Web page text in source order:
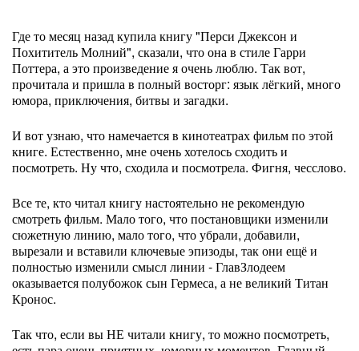
Где то месяц назад купила книгу "Перси Джексон и
Похититель Молний", сказали, что она в стиле Гарри
Поттера, а это произведение я очень люблю. Так вот,
прочитала и пришла в полный восторг: язык лёгкий, много
юмора, приключения, битвы и загадки.
И вот узнаю, что намечается в кинотеатрах фильм по этой
книге. Естественно, мне очень хотелось сходить и
посмотреть. Ну что, сходила и посмотрела. Фигня, чесслово.
Все те, кто читал книгу настоятельно не рекомендую
смотреть фильм. Мало того, что постановщики изменили
сюжетную линию, мало того, что убрали, добавили,
вырезали и вставили ключевые эпизоды, так они ещё и
полностью изменили смысл линии - ГлавЗлодеем
оказывается полубожок сын Гермеса, а не великий Титан
Кронос.
Так что, если вы НЕ читали книгу, то можно посмотреть,